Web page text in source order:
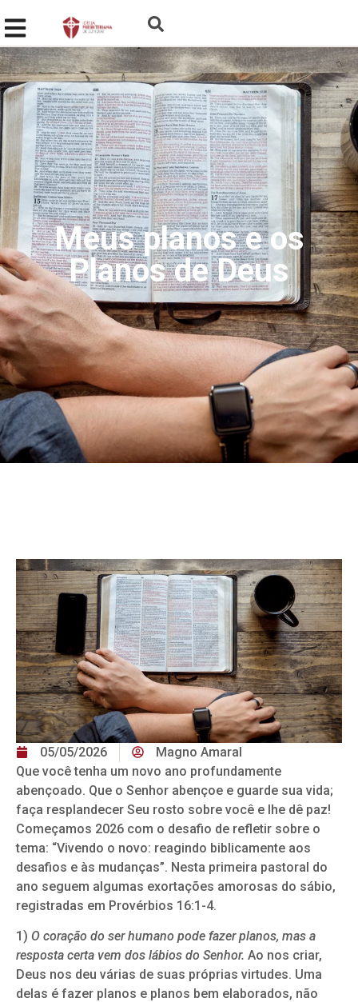
Meus planos e os
Planos de Deus
05/05/2026
Magno Amaral
Que você tenha um novo ano profundamente
abençoado. Que o Senhor abençoe e guarde sua vida;
faça resplandecer Seu rosto sobre você e lhe dê paz!
Começamos 2026 com o desafio de refletir sobre o
tema: “Vivendo o novo: reagindo biblicamente aos
desafios e às mudanças”. Nesta primeira pastoral do
ano seguem algumas exortações amorosas do sábio,
registradas em Provérbios 16:1-4.
1) O coração do ser humano pode fazer planos, mas a
resposta certa vem dos lábios do Senhor. Ao nos criar,
Deus nos deu várias de suas próprias virtudes. Uma
delas é fazer planos e planos bem elaborados, não